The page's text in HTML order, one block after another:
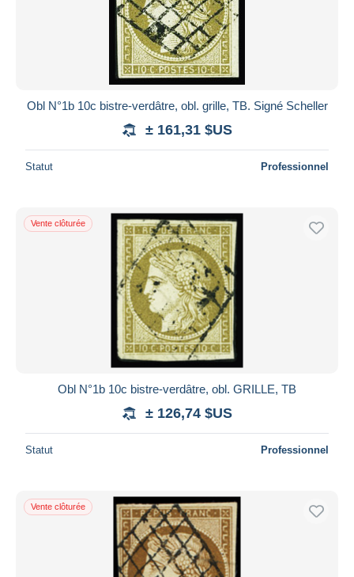
Obl N°1b 10c bistre-verdâtre, obl. grille, TB. Signé Scheller
± 161,31 $US
Statut Professionnel
Vente clôturée
Obl N°1b 10c bistre-verdâtre, obl. GRILLE, TB
± 126,74 $US
Statut Professionnel
Vente clôturée